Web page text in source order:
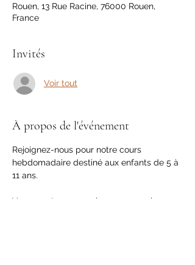
Rouen, 13 Rue Racine, 76000 Rouen,
France
Invités
Voir tout
À propos de l'événement
Rejoignez-nous pour notre cours
hebdomadaire destiné aux enfants de 5 à
11 ans.
Venez en tenue souple pour pouvoir